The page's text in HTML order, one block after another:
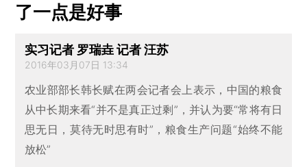
了一点是好事
实习记者 罗瑞垚 记者 汪苏
2016年03月07日 13:34
农业部部长韩长赋在两会记者会上表示，中国的粮食
从中长期来看“并不是真正过剩”，并认为要“常将有日
思无日，莫待无时思有时”，粮食生产问题“始终不能
放松”